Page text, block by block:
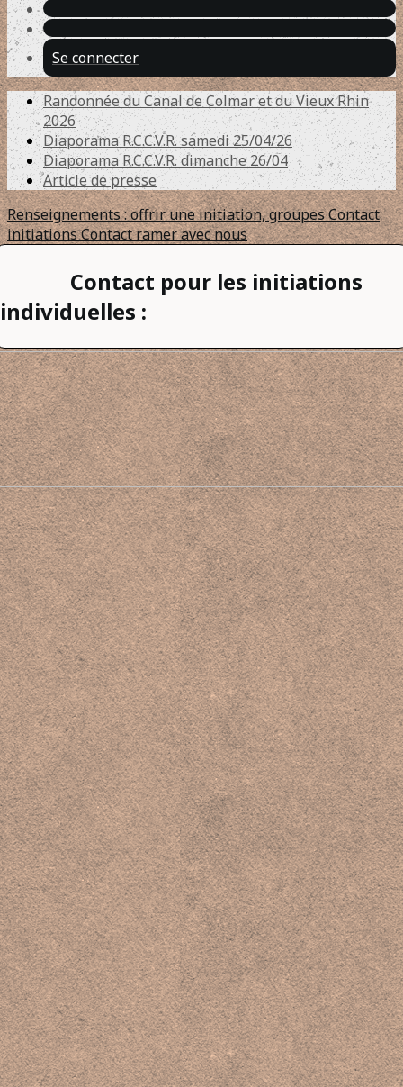
Se connecter
Randonnée du Canal de Colmar et du Vieux Rhin
2026
Diaporama R.C.C.V.R. samedi 25/04/26
Diaporama R.C.C.V.R. dimanche 26/04
Article de presse
Renseignements : offrir une initiation, groupesContact
initiationsContact ramer avec nous
Contact pour les initiations
individuelles :